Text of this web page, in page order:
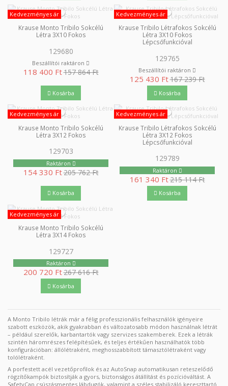
Kedvezményes ár
Krause Monto Tribilo Sokcélú
Létra 3X10 Fokos
129680
Beszállítói raktáron
118 400 Ft157 864 Ft
Kosárba
Kedvezményes ár
Krause Tribilo Létrafokos Sokcélú
Létra 3X10 Fokos
Lépcsőfunkcióval
129765
Beszállítói raktáron
125 430 Ft167 239 Ft
Kosárba
Kedvezményes ár
Krause Monto Tribilo Sokcélú
Létra 3X12 Fokos
129703
Raktáron
154 330 Ft205 762 Ft
Kosárba
Kedvezményes ár
Krause Tribilo Létrafokos Sokcélú
Létra 3X12 Fokos
Lépcsőfunkcióval
129789
Raktáron
161 340 Ft215 114 Ft
Kosárba
Kedvezményes ár
Krause Monto Tribilo Sokcélú
Létra 3X14 Fokos
129727
Raktáron
200 720 Ft267 616 Ft
Kosárba
A Monto Tribilo létrák már a félig professzionális felhasználók igényeire
szabott eszközök, akik gyakrabban és változatosabb módon használnak létrát
– például szerelők, karbantartók vagy szervizes szakemberek. Ezek a létrák
szintén háromrészes felépítésűek, és teljes értékűen használhatók több
konfigurációban: állólétraként, meghosszabbított támasztólétraként vagy
tolólétraként.
A porfestett acél vezetőprofilok és az AutoSnap automatikusan reteszelődő
rögzítőkampók biztosítják a gyors, biztonságos átállítást és pozícióváltást. A
SafetyCap csúszásmentes lábdugók, valamint a széles stabilizáló kereszttartó